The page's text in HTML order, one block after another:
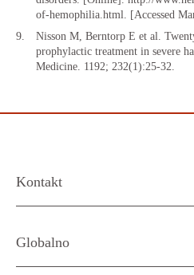
of-hemophilia.html. [Accessed
Nisson M, Berntorp E et al.
prophylactic treatment in severe
Medicine. 1192; 232(1):25-32.
Kontakt
Globalno